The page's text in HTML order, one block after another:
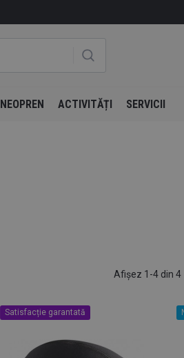
NEOPREN ACTIVITĂȚI SERVICII
Afişez 1-4 din 4
Satisfacție garantată